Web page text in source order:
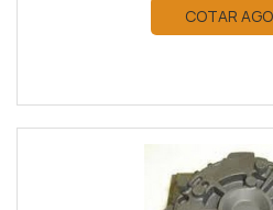
COTAR